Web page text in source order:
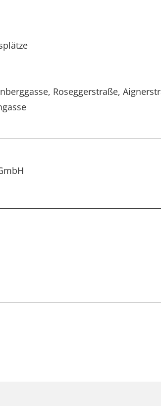
Roseggerstraße,